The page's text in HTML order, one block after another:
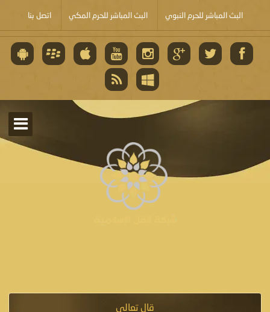
البث المباشر للحرم النبوي البث المباشر للحرم المكي اتصل بنا
قال تعالى